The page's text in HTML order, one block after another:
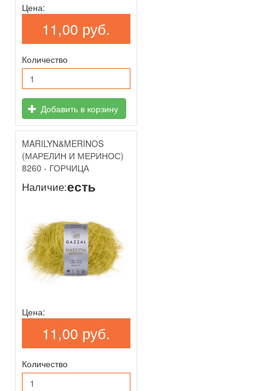
Цена:
11,00 руб.
Количество
Добавить в корзину
MARILYN&MERINOS
(МАРЕЛИН И МЕРИНОС)
8260 - ГОРЧИЦА
Наличие:есть
Цена:
11,00 руб.
Количество